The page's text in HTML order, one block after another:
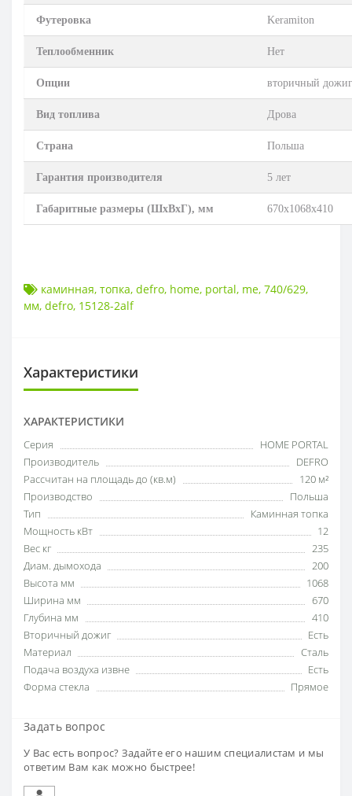
Футеровка Keramiton
Теплообменник Нет
Опции вторичный дожиг
Вид топлива Дрова
Страна Польша
Гарантия производителя 5 лет
Габаритные размеры (ШхВхГ), мм 670х1068х410
каминная, топка, defro, home, portal, me, 740/629,
мм, defro, 15128-2alf
Характеристики
ХАРАКТЕРИСТИКИ
Серия
HOME PORTAL
Производитель
DEFRO
Рассчитан на площадь до (кв.м)
120 м²
Производство
Польша
Тип
Каминная топка
Мощность кВт
12
Вес кг
235
Диам. дымохода
200
Высота мм
1068
Ширина мм
670
Глубина мм
410
Вторичный дожиг
Есть
Материал
Сталь
Подача воздуха извне
Есть
Форма стекла
Прямое
Задать вопрос
У Вас есть вопрос? Задайте его нашим специалистам и мы
ответим Вам как можно быстрее!